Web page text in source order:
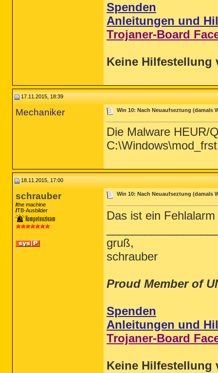
Spenden
Anleitungen und
Trojaner-Board
Keine Hilfestellung
17.11.2015, 18:39
Mechaniker Win 10: Nach Neuaufseztung (damals
Die Malware HEUR/
18.11.2015, 17:00
schrauber
the machine
TB-Ausbilder
Win 10: Nach Neuaufseztung (damals
Das ist ein Fehlalarm
gruß,
schrauber
Proud Member of
Spenden
Anleitungen und
Trojaner-Board
Keine Hilfestellung